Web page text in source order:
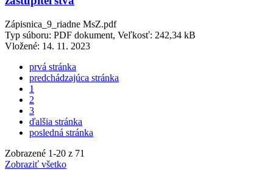
Zápisnica_9_riadne MsZ.pdf
Typ súboru: PDF dokument, Veľkosť: 242,34 kB
Vložené: 14. 11. 2023
prvá stránka
predchádzajúca stránka
1
2
3
ďalšia stránka
posledná stránka
Zobrazené 1-20 z 71
Zobraziť všetko